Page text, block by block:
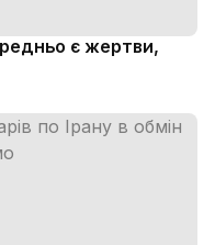
є жертви,